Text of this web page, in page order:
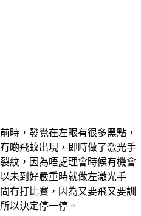
時，發覺在左眼有很多黑點，
啲飛蚊出現，即時做了激光手
紋，因為唔處理會時候有機會
未到好嚴重時就做左激光手
冇打比賽，因為又要飛又要訓
以決定停一停。